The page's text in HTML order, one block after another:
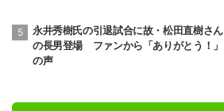
永井秀樹氏の引退試合に故・松田直樹さん
の長男登場 ファンから「ありがとう！」
の声